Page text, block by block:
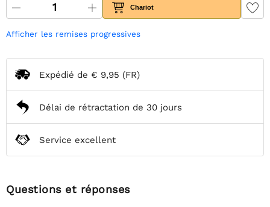
Chariot
Afficher les remises progressives
Expédié de € 9,95 (FR)
Délai de rétractation de 30 jours
Service excellent
Questions et réponses